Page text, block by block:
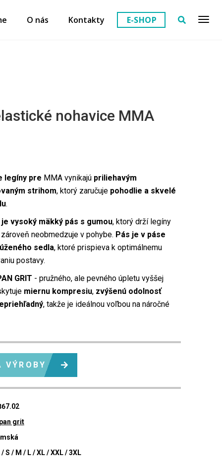
O nás Kontakty E-SHOP
nohavice MMA
legíny pre MMA vynikajú priliehavým
strihom, ktorý zaručuje pohodlie a skvelé
.
vysoký mäkký pás s gumou, ktorý drží legíny
neobmedzuje v pohybe. Pás je v páse
sedla, ktoré prispieva k optimálnemu
postavy.
GRIT - pružného, ale pevného úpletu vyššej
miernu kompresiu, zvýšenú odolnosť
, takže je ideálnou voľbou na náročné
VÝROBY
grit
/ S / M / L / XL / XXL / 3XL